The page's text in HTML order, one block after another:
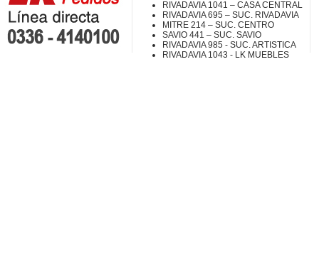
RIVADAVIA 1041 – CASA CENTRAL
RIVADAVIA 695 – SUC. RIVADAVIA
MITRE 214 – SUC. CENTRO
SAVIO 441 – SUC. SAVIO
RIVADAVIA 985 - SUC. ARTISTICA
RIVADAVIA 1043 - LK MUEBLES